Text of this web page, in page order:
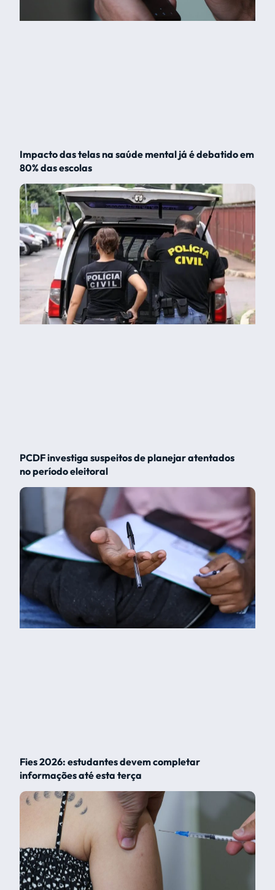
Impacto das telas na saúde mental já é debatido em
80% das escolas
PCDF investiga suspeitos de planejar atentados
no período eleitoral
Fies 2026: estudantes devem completar
informações até esta terça